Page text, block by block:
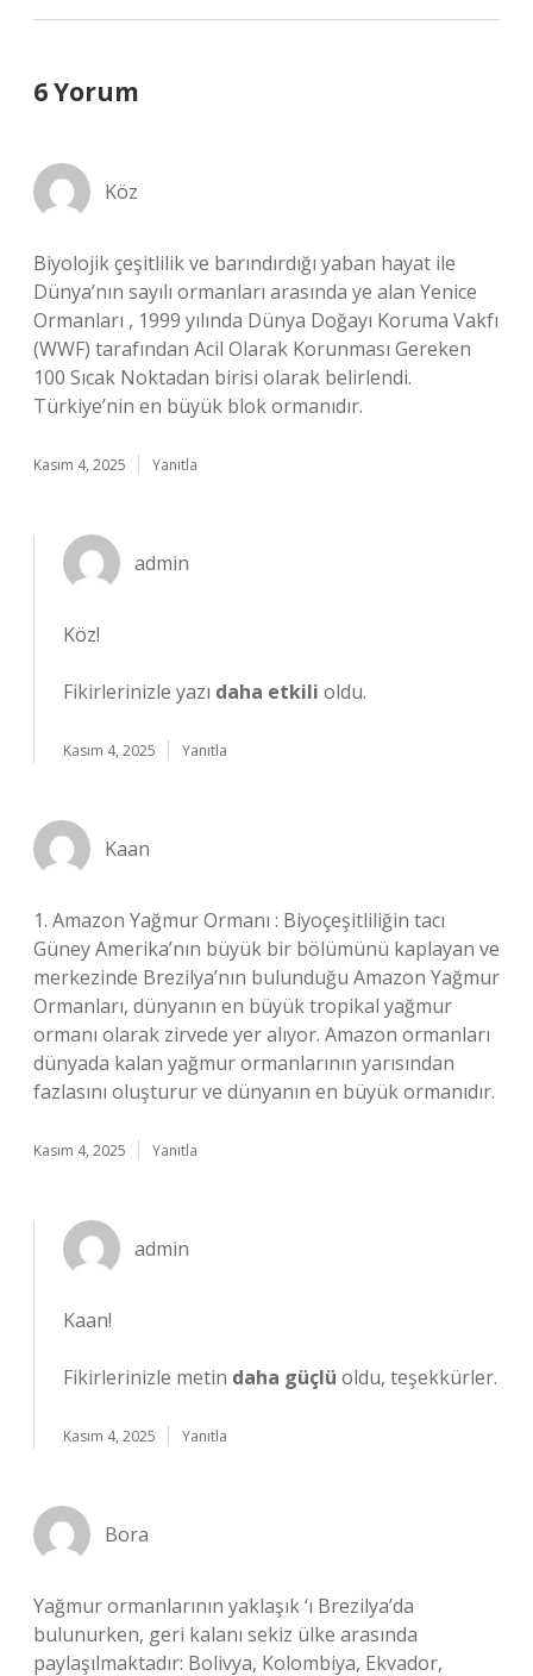
6 Yorum
Köz
Biyolojik çeşitlilik ve barındırdığı yaban hayat ile
Dünya’nın sayılı ormanları arasında ye alan Yenice
Ormanları , 1999 yılında Dünya Doğayı Koruma Vakfı
(WWF) tarafından Acil Olarak Korunması Gereken
100 Sıcak Noktadan birisi olarak belirlendi.
Türkiye’nin en büyük blok ormanıdır.
Kasım 4, 2025 Yanıtla
admin
Köz!
Fikirlerinizle yazı daha etkili oldu.
Kasım 4, 2025 Yanıtla
Kaan
1. Amazon Yağmur Ormanı : Biyoçeşitliliğin tacı
Güney Amerika’nın büyük bir bölümünü kaplayan ve
merkezinde Brezilya’nın bulunduğu Amazon Yağmur
Ormanları, dünyanın en büyük tropikal yağmur
ormanı olarak zirvede yer alıyor. Amazon ormanları
dünyada kalan yağmur ormanlarının yarısından
fazlasını oluşturur ve dünyanın en büyük ormanıdır.
Kasım 4, 2025 Yanıtla
admin
Kaan!
Fikirlerinizle metin daha güçlü oldu, teşekkürler.
Kasım 4, 2025 Yanıtla
Bora
Yağmur ormanlarının yaklaşık ‘ı Brezilya’da
bulunurken, geri kalanı sekiz ülke arasında
paylaşılmaktadır: Bolivya, Kolombiya, Ekvador,